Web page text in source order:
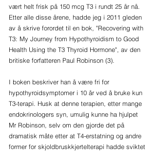
vært helt frisk på 150 mcg T3 i rundt 25 år nå.
Etter alle disse årene, hadde jeg i 2011 gleden
av å skrive forordet til en bok, "Recovering with
T3: My Journey from Hypothyroidism to Good
Health Using the T3 Thyroid Hormone", av den
britiske forfatteren Paul Robinson (3).
I boken beskriver han å være fri for
hypothyroidsymptomer i 10 år ved å bruke kun
T3-terapi. Husk at denne terapien, etter mange
endokrinologers syn, umulig kunne ha hjulpet
Mr Robinson, selv om den gjorde det på
dramatisk måte etter at T4-erstatning og andre
former for skjoldbruskkjertelterapi hadde sviktet